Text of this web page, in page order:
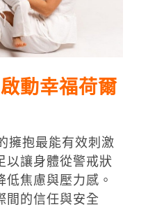
動幸福荷爾
擁抱最能有效刺激
以讓身體從警戒狀
焦慮與壓力感。
間的信任與安全